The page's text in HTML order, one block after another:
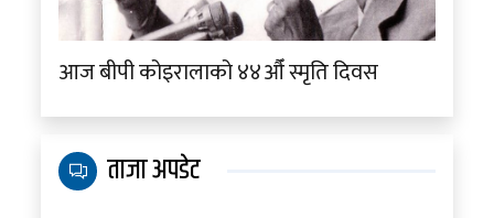
आज बीपी कोइरालाको ४४औँ स्मृति दिवस
ताजा अपडेट